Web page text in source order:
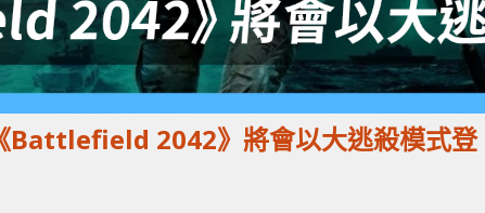
Battlefield 2042》將會以大逃殺模式登